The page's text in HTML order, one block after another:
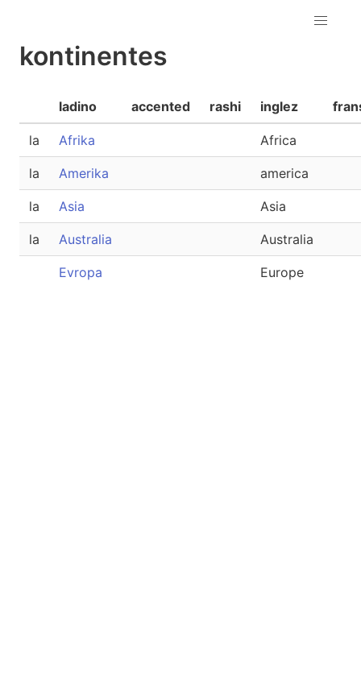
kontinentes
ladino accented rashi inglez
la Afrika Africa
la Amerika america
la Asia Asia
la Australia Australia
Evropa Europe